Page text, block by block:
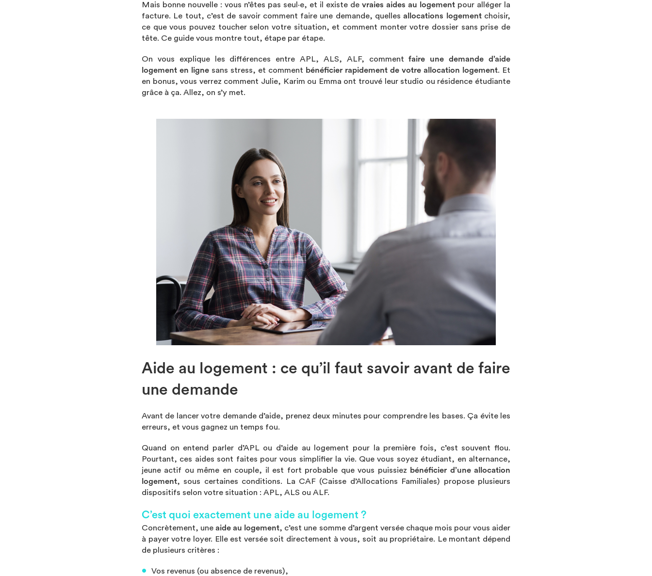
Mais bonne nouvelle : vous n’êtes pas seul·e, et il existe de vraies aides au logement pour alléger la
facture. Le tout, c’est de savoir comment faire une demande, quelles allocations logementchoisir,
ce que vous pouvez toucher selon votre situation, et comment monter votre dossier sans prise de
tête. Ce guide vous montre tout, étape par étape.
On vous explique les différences entre APL, ALS, ALF, commentfaire une demande d’aide
logement en ligne sans stress, et comment bénéficier rapidement de votre allocation logement. Et
en bonus, vous verrez comment Julie, Karim ou Emma ont trouvé leur studio ou résidence étudiante
grâce à ça. Allez, on s’y met.
Aide au logement : ce qu’il faut savoir avant de faire
une demande
Avant de lancer votre demande d’aide, prenez deux minutes pour comprendre les bases. Ça évite les
erreurs, et vous gagnez un temps fou.
Quand on entend parler d’APL ou d’aide au logement pour la première fois, c’est souvent flou.
Pourtant, ces aides sont faites pour vous simplifier la vie. Que vous soyez étudiant, en alternance,
jeune actif ou même en couple, il est fort probable que vous puissiez bénéficier d’une allocation
logement, sous certaines conditions. La CAF (Caisse d’Allocations Familiales) propose plusieurs
dispositifs selon votre situation : APL, ALS ou ALF.
C’est quoi exactement une aide au logement ?
Concrètement, uneaide au logement, c’est une somme d’argent versée chaque mois pour vous aider
à payer votre loyer. Elle est versée soit directement à vous, soit au propriétaire. Le montant dépend
de plusieurs critères :
Vos revenus (ou absence de revenus),